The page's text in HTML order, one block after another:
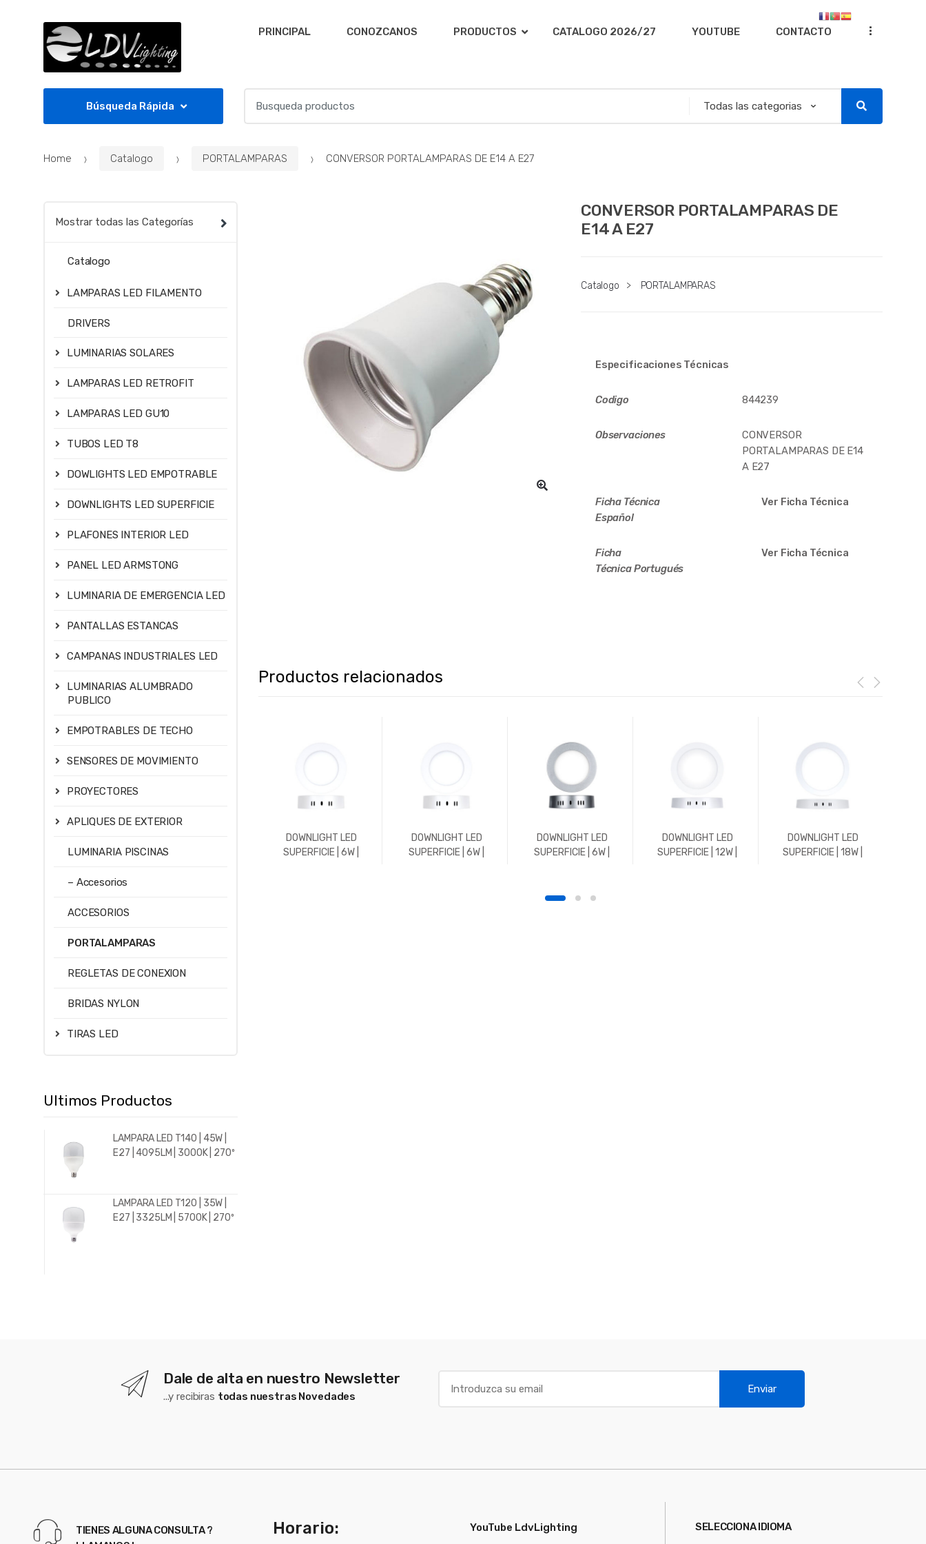
PRINCIPAL CONOZCANOS PRODUCTOS CATALOGO 2026/27 YOUTUBE CONTACTO ...
Búsqueda Rápida
c
Home Catalogo PORTALAMPARAS CONVERSOR PORTALAMPARAS DE E14 A E27
CONVERSOR PORTALAMPARAS DE
E14 A E27
Catalogo > PORTALAMPARAS
Especificaciones Técnicas
Codigo 844239
Observaciones
CONVERSOR
PORTALAMPARAS DE E14
A E27
Ficha Técnica
Español
Ver Ficha Técnica
Ficha
TécnicaPortugués
Ver Ficha Técnica
Productos relacionados
DOWNLIGHT LED
SUPERFICIE | 6W |
DOWNLIGHT LED
SUPERFICIE | 6W |
DOWNLIGHT LED
SUPERFICIE | 6W |
DOWNLIGHT LED
SUPERFICIE | 12W |
DOWNLIGHT LED
SUPERFICIE | 18W |
Mostrar todas las Categorías
Catalogo
LAMPARAS LED FILAMENTO
DRIVERS
LUMINARIAS SOLARES
LAMPARAS LED RETROFIT
LAMPARAS LED GU10
TUBOS LED T8
DOWLIGHTS LED EMPOTRABLE
DOWNLIGHTS LED SUPERFICIE
PLAFONES INTERIOR LED
PANEL LED ARMSTONG
LUMINARIA DE EMERGENCIA LED
PANTALLAS ESTANCAS
CAMPANAS INDUSTRIALES LED
LUMINARIAS ALUMBRADO
PUBLICO
EMPOTRABLES DE TECHO
SENSORES DE MOVIMIENTO
PROYECTORES
APLIQUES DE EXTERIOR
LUMINARIA PISCINAS
– Accesorios
ACCESORIOS
PORTALAMPARAS
REGLETAS DE CONEXION
BRIDAS NYLON
TIRAS LED
Ultimos Productos
LAMPARA LED T140 | 45W |
E27 | 4095LM | 3000K | 270º
LAMPARA LED T120 | 35W |
E27 | 3325LM | 5700K | 270º
Dale de alta en nuestro Newsletter
...y recibiras todas nuestras Novedades
Enviar
TIENES ALGUNA CONSULTA ?
Horario: YouTube LdvLighting SELECCIONA IDIOMA